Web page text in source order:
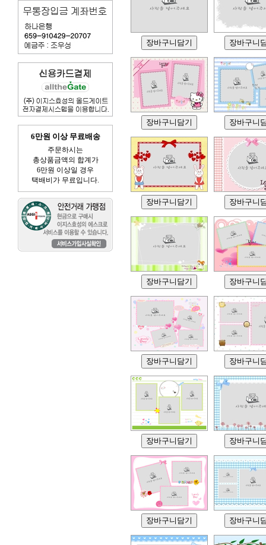
6만원 이상 무료배송
주문하시는
총상품금액의 합계가
6만원 이상일 경우
택배비가 무료입니다.